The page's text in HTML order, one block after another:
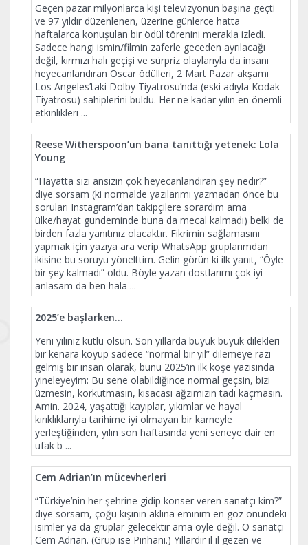
Geçen pazar milyonlarca kişi televizyonun başına geçti
ve 97 yıldır düzenlenen, üzerine günlerce hatta
haftalarca konuşulan bir ödül törenini merakla izledi.
Sadece hangi ismin/filmin zaferle geceden ayrılacağı
değil, kırmızı halı geçişi ve sürpriz olaylarıyla da insanı
heyecanlandıran Oscar ödülleri, 2 Mart Pazar akşamı
Los Angeles’taki Dolby Tiyatrosu’nda (eski adıyla Kodak
Tiyatrosu) sahiplerini buldu. Her ne kadar yılın en önemli
etkinlikleri ...
Reese Witherspoon’un bana tanıttığı yetenek: Lola
Young
“Hayatta sizi ansızın çok heyecanlandıran şey nedir?”
diye sorsam (ki normalde yazılarımı yazmadan önce bu
soruları Instagram’dan takipçilere sorardım ama
ülke/hayat gündeminde buna da mecal kalmadı) belki de
birden fazla yanıtınız olacaktır. Fikrimin sağlamasını
yapmak için yazıya ara verip WhatsApp gruplarımdan
ikisine bu soruyu yönelttim. Gelin görün ki ilk yanıt, “Öyle
bir şey kalmadı” oldu. Böyle yazan dostlarımı çok iyi
anlasam da ben hala ...
2025’e başlarken…
Yeni yılınız kutlu olsun. Son yıllarda büyük büyük dilekleri
bir kenara koyup sadece “normal bir yıl” dilemeye razı
gelmiş bir insan olarak, bunu 2025’in ilk köşe yazısında
yineleyeyim: Bu sene olabildiğince normal geçsin, bizi
üzmesin, korkutmasın, kısacası ağzımızın tadı kaçmasın.
Amin. 2024, yaşattığı kayıplar, yıkımlar ve hayal
kırıklıklarıyla tarihime iyi olmayan bir karneyle
yerleştiğinden, yılın son haftasında yeni seneye dair en
ufak b ...
Cem Adrian’ın mücevherleri
“Türkiye’nin her şehrine gidip konser veren sanatçı kim?”
diye sorsam, çoğu kişinin aklına eminim en göz önündeki
isimler ya da gruplar gelecektir ama öyle değil. O sanatçı
Cem Adrian. (Grup ise Pinhani.) Yıllardır il il gezen ve